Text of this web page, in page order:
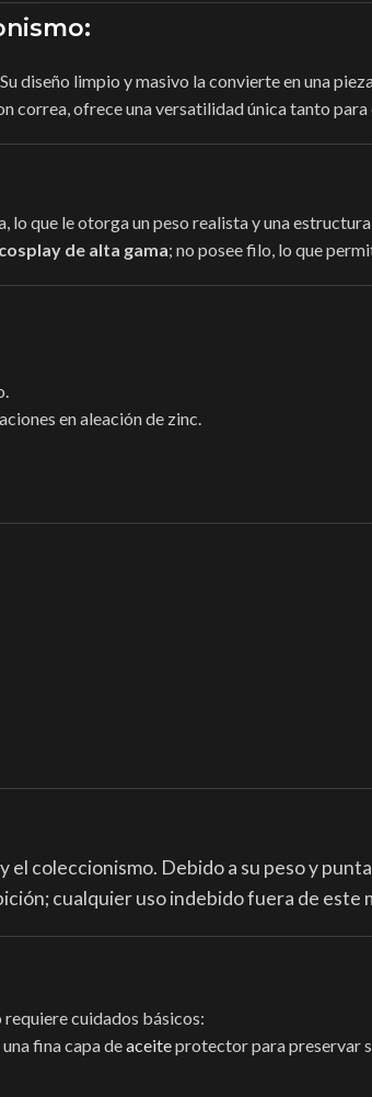
diseño limpio y masivo la convierte en una
correa, ofrece una versatilidad única tanto
lo que le otorga un peso realista y una
de alta gama; no posee filo, lo que
en aleación de zinc.
el coleccionismo. Debido a su peso y
cualquier uso indebido fuera de este
cuidados básicos:
fina capa deaceiteprotector para preservar